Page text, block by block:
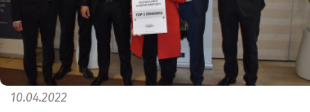
10.04.2022